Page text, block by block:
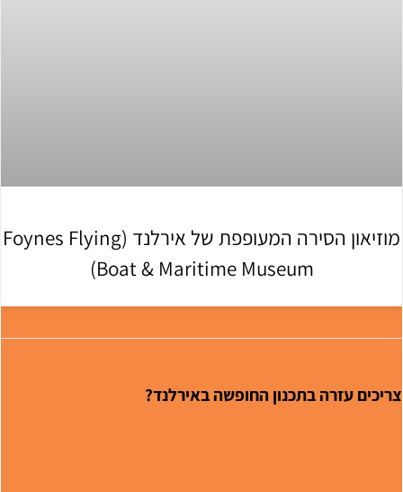
מוזיאון הסירה המעופפת של אירלנד (Foynes Flying
Boat & Maritime Museum)
צריכים עזרה בתכנון החופשה באירלנד?